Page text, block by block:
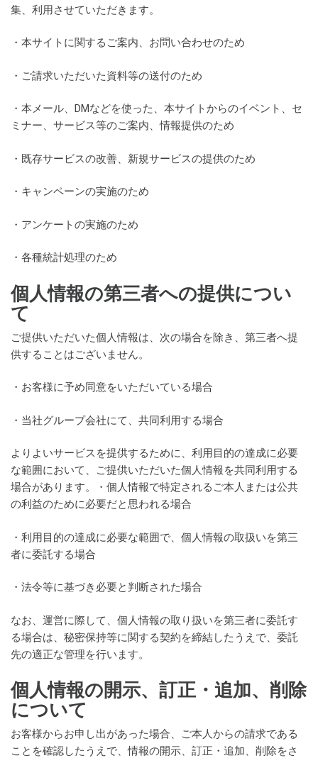
集、利用させていただきます。
・本サイトに関するご案内、お問い合わせのため
・ご請求いただいた資料等の送付のため
・本メール、DMなどを使った、本サイトからのイベント、セ
ミナー、サービス等のご案内、情報提供のため
・既存サービスの改善、新規サービスの提供のため
・キャンペーンの実施のため
・アンケートの実施のため
・各種統計処理のため
個人情報の第三者への提供につい
て
ご提供いただいた個人情報は、次の場合を除き、第三者へ提
供することはございません。
・お客様に予め同意をいただいている場合
・当社グループ会社にて、共同利用する場合
よりよいサービスを提供するために、利用目的の達成に必要
な範囲において、ご提供いただいた個人情報を共同利用する
場合があります。・個人情報で特定されるご本人または公共
の利益のために必要だと思われる場合
・利用目的の達成に必要な範囲で、個人情報の取扱いを第三
者に委託する場合
・法令等に基づき必要と判断された場合
なお、運営に際して、個人情報の取り扱いを第三者に委託す
る場合は、秘密保持等に関する契約を締結したうえで、委託
先の適正な管理を行います。
個人情報の開示、訂正・追加、削除
について
お客様からお申し出があった場合、ご本人からの請求である
ことを確認したうえで、情報の開示、訂正・追加、削除をさ